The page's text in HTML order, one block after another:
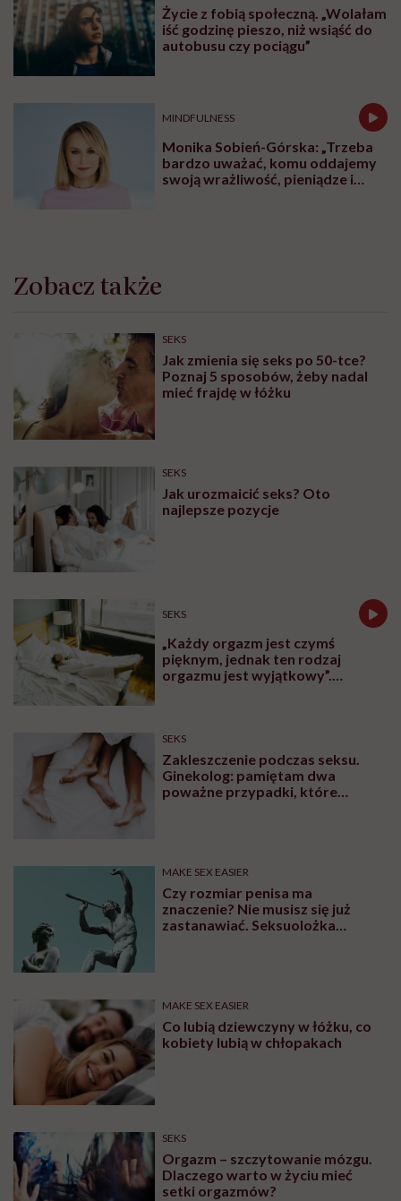
Życie z fobią społeczną. „Wolałam
iść godzinę pieszo, niż wsiąść do
autobusu czy pociągu”
MINDFULNESS
Monika Sobień-Górska: „Trzeba
bardzo uważać, komu oddajemy
swoją wrażliwość, pieniądze i
Zobacz także
SEKS
Jak zmienia się seks po 50-tce?
Poznaj 5 sposobów, żeby nadal
mieć frajdę w łóżku
SEKS
Jak urozmaicić seks? Oto
najlepsze pozycje
SEKS
„Każdy orgazm jest czymś
pięknym, jednak ten rodzaj
orgazmu jest wyjątkowy”.
SEKS
Zakleszczenie podczas seksu.
Ginekolog: pamiętam dwa
poważne przypadki, które
MAKE SEX EASIER
Czy rozmiar penisa ma
znaczenie? Nie musisz się już
zastanawiać. Seksuolożka
MAKE SEX EASIER
Co lubią dziewczyny w łóżku, co
kobiety lubią w chłopakach
SEKS
Orgazm – szczytowanie mózgu.
Dlaczego warto w życiu mieć
setki orgazmów?